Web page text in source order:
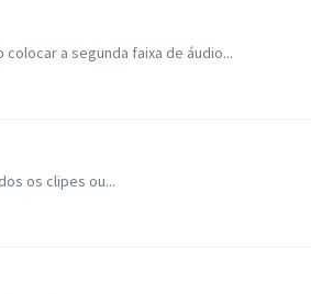
a segunda faixa de áudio...
os clipes ou...